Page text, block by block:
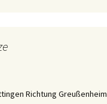
Richtung Greußenheim